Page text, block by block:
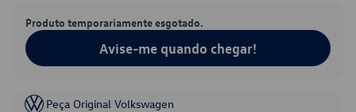
Produto temporariamente esgotado.
Avise-me quando chegar!
Peça Original Volkswagen